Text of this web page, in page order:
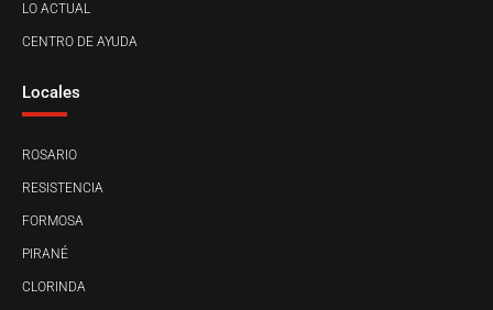
LO ACTUAL
CENTRO DE AYUDA
Locales
ROSARIO
RESISTENCIA
FORMOSA
PIRANÉ
CLORINDA